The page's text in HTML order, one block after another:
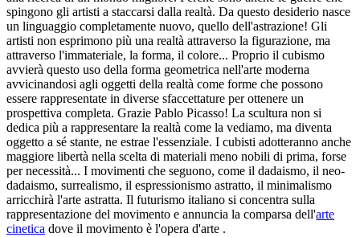
spingono gli artisti a staccarsi dalla realtà. Da questo desiderio nasce
un linguaggio completamente nuovo, quello dell'astrazione! Gli
artisti non esprimono più una realtà attraverso la figurazione, ma
attraverso l'immateriale, la forma, il colore... Proprio il cubismo
avvierà questo uso della forma geometrica nell'arte moderna
avvicinandosi agli oggetti della realtà come forme che possono
essere rappresentate in diverse sfaccettature per ottenere un
prospettiva completa. Grazie Pablo Picasso! La scultura non si
dedica più a rappresentare la realtà come la vediamo, ma diventa
oggetto a sé stante, ne estrae l'essenziale. I cubisti adotteranno anche
maggiore libertà nella scelta di materiali meno nobili di prima, forse
per necessità... I movimenti che seguono, come il dadaismo, il neo-
dadaismo, surrealismo, il espressionismo astratto, il minimalismo
arricchirà l'arte astratta. Il futurismo italiano si concentra sulla
rappresentazione del movimento e annuncia la comparsa dell'arte
cinetica dove il movimento è l'opera d'arte .